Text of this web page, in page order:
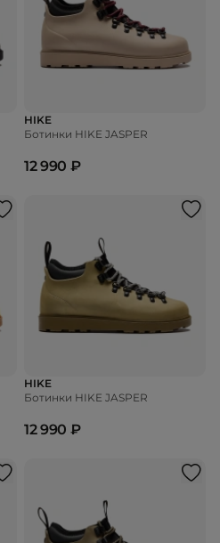
HIKE
Ботинки HIKE JASPER
12 990 ₽
HIKE
Ботинки HIKE JASPER
12 990 ₽